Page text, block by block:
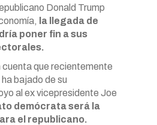
Donald Trump
la llegada de
poner fin a sus
cuenta que recientemente
bajado de su
al ex vicepresidente Joe
demócrata será la
el republicano.